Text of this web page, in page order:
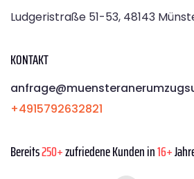
Ludgeristraße 51-53, 48143
KONTAKT
+4915792632821
Bereits250+zufriedene Kunden in16+